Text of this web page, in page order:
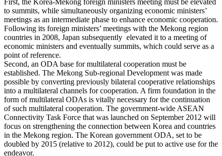
First, the Korea-Mekong foreign ministers meeting must be elevated
to summits, while simultaneously organizing economic ministers’
meetings as an intermediate phase to enhance economic cooperation.
Following its foreign ministers’ meetings with the Mekong region
countries in 2008, Japan subsequently elevated it to a meeting of
economic ministers and eventually summits, which could serve as a
point of reference.
Second, an ODA base for multilateral cooperation must be
established. The Mekong Sub-regional Development was made
possible by converting previously bilateral cooperative relationships
into a multilateral channels for cooperation. A firm foundation in the
form of multilateral ODAs is vitally necessary for the continuation
of such multilateral cooperation. The government-wide ASEAN
Connectivity Task Force that was launched on September 2012 will
focus on strengthening the connection between Korea and countries
in the Mekong region. The Korean government ODA, set to be
doubled by 2015 (relative to 2012), could be put to active use for the
endeavor.